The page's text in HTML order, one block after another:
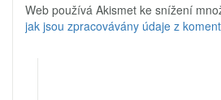
Web používá Akismet ke snížení
jak jsou zpracovávány údaje z